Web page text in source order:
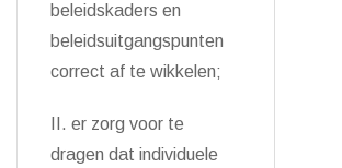
beleidskaders en
beleidsuitgangspunten
correct af te wikkelen;
II. er zorg voor te
dragen dat individuele